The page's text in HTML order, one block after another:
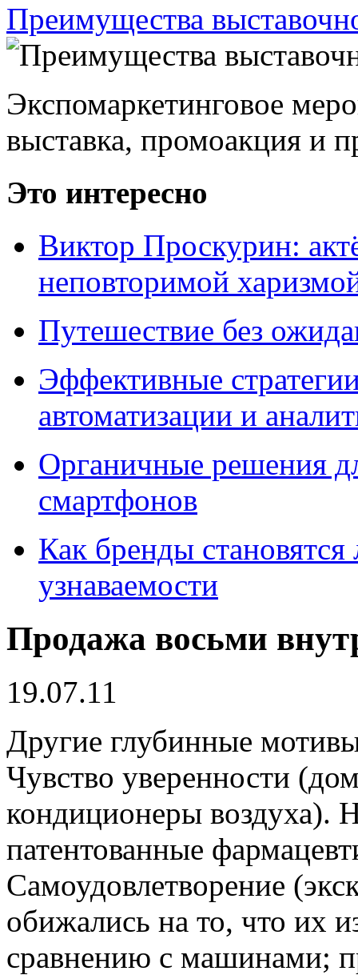
Преимущества
Экспомаркетинговое
выставка, промоакция и
Это интересно
Виктор Проскурин:
неповторимой
Путешествие без
Эффективные
автоматизации и
Органичные решения
смартфонов
Как бренды
узнаваемости
Продажа восьми
19.07.11
Другие глубинные
Чувство уверенности
кондиционеры воздуха).
патентованные
Самоудовлетворение
обижались на то, что их
сравнению с машинами;